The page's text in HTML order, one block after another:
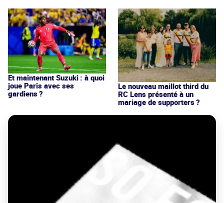
Et maintenant Suzuki : à quoi
joue Paris avec ses
gardiens ?
Le nouveau maillot third du
RC Lens présenté à un
mariage de supporters ?